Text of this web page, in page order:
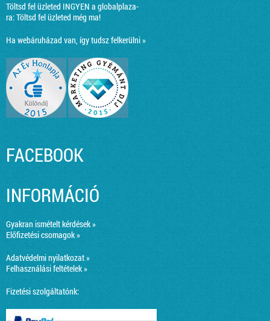
Töltsd fel üzleted INGYEN a globalplaza-
ra:Töltsd fel üzleted még ma!
Ha webáruházad van, így tudsz felkerülni »
FACEBOOK
INFORMÁCIÓ
Gyakran ismételt kérdések »
Előfizetési csomagok »
Adatvédelmi nyilatkozat »
Felhasználási feltételek »
Fizetési szolgáltatónk: